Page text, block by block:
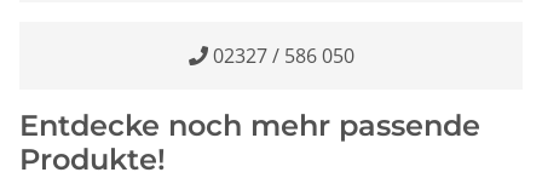
02327 / 586 050
Entdecke noch mehr passende
Produkte!